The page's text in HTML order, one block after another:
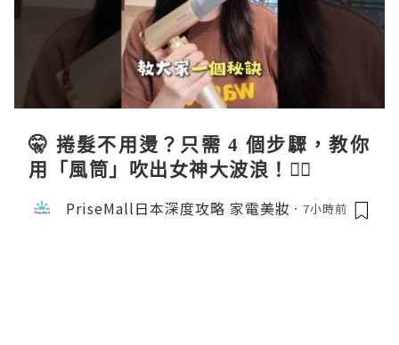
🤫 捲髮不用燙？只需 4 個步驟，教你
用「風筒」吹出女神大波浪！💇‍♀️
PriseMall日本深度攻略 家電美妝 7小時前